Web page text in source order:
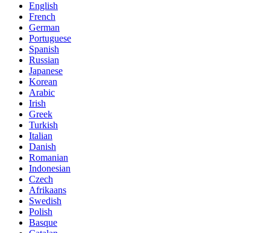
English
French
German
Portuguese
Spanish
Russian
Japanese
Korean
Arabic
Irish
Greek
Turkish
Italian
Danish
Romanian
Indonesian
Czech
Afrikaans
Swedish
Polish
Basque